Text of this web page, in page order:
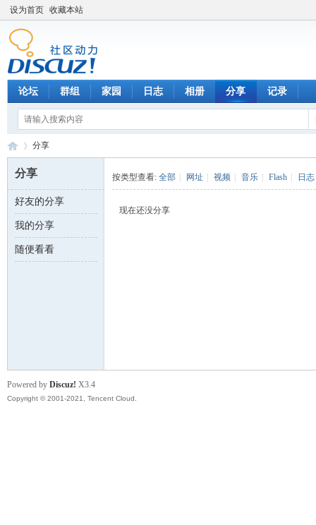
设为首页 收藏本站
论坛 群组 家园 日志 相册 分享 记录
数 ›
分享
分享
好友的分享
我的分享
随便看看
按类型查看: 全部 网址 视频 音乐 Flash 日志
现在还没分享
Powered by Discuz! X3.4
Copyright © 2001-2021, Tencent Cloud.